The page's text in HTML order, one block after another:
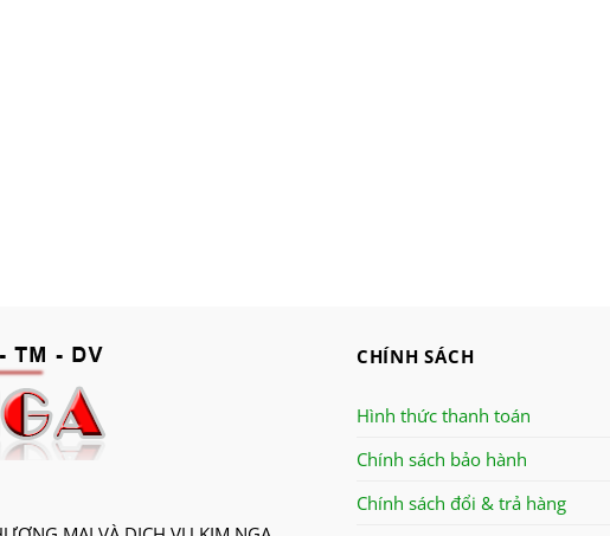
CHÍNH SÁCH
Hình thức thanh toán
Chính sách bảo hành
Chính sách đổi & trả hàng